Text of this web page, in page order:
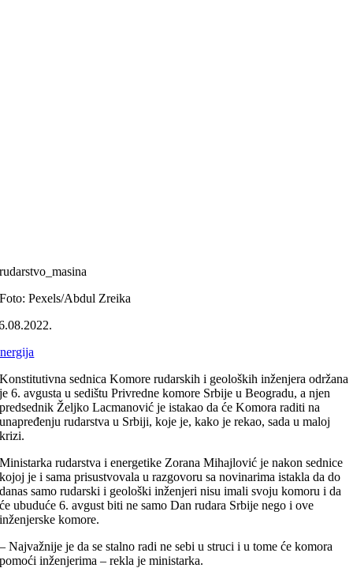
rudarstvo_masina
Foto: Pexels/Abdul Zreika
Konstitutivna sednica Komore rudarskih i geoloških inženjera održana
je 6. avgusta u sedištu Privredne komore Srbije u Beogradu, a njen
predsednik Željko Lacmanović je istakao da će Komora raditi na
unapređenju rudarstva u Srbiji, koje je, kako je rekao, sada u maloj
krizi.
Ministarka rudarstva i energetike Zorana Mihajlović je nakon sednice
kojoj je i sama prisustvovala u razgovoru sa novinarima istakla da do
danas samo rudarski i geološki inženjeri nisu imali svoju komoru i da
će ubuduće 6. avgust biti ne samo Dan rudara Srbije nego i ove
inženjerske komore.
– Najvažnije je da se stalno radi ne sebi u struci i u tome će komora
pomoći inženjerima – rekla je ministarka.